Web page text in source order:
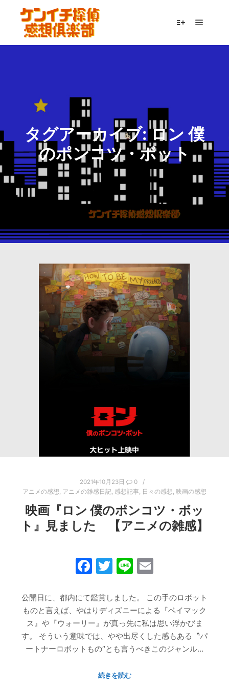
タグアーカイブ:ロン 僕
のポンコツ・ボット
2021年10月23日
0
アニメの感想, アニメの雑感日記, 感想記事, 日々の感想, 映画の感想
映画『ロン 僕のポンコツ・ボッ
ト』見ました 【アニメの雑感】
Facebook
Twitter
Line
公開日に、都内にて鑑賞しました。 この手のロボット
ものと言えば、やはりディズニーによる『ベイマック
ス』や『ウォーリー』が真っ先に私は思い浮かびま
す。 そういう意味では、やや出尽くした感もある〝パ
ートナーロボットもの″とも言うべきこのジャンル…
続きを読む